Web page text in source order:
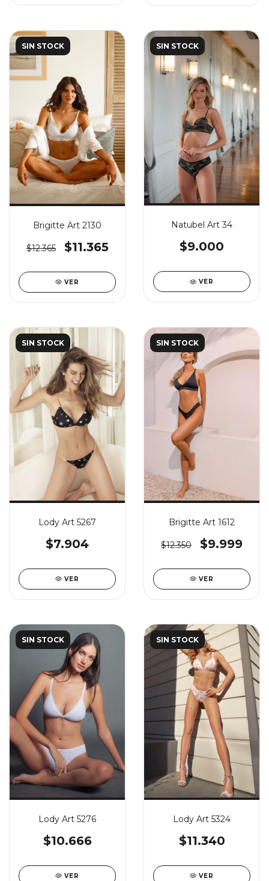
SIN STOCK
Brigitte Art 2130
$12.365 $11.365
VER
SIN STOCK
Natubel Art 34
$9.000
VER
SIN STOCK
Lody Art 5267
$7.904
VER
SIN STOCK
Brigitte Art 1612
$12.350 $9.999
VER
SIN STOCK
Lody Art 5276
$10.666
VER
SIN STOCK
Lody Art 5324
$11.340
VER